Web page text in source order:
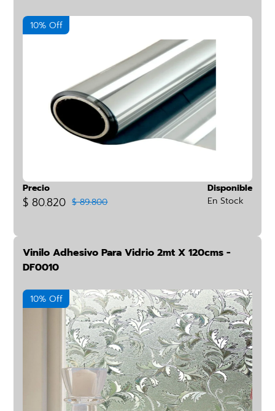
10% Off
Precio
$ 80.820 $ 89.800
Disponible
En Stock
Vinilo Adhesivo Para Vidrio 2mt X 120cms -
DF0010
10% Off